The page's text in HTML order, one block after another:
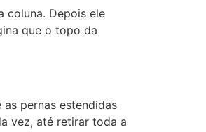
coluna. Depois ele
que o topo da
pernas estendidas
vez, até retirar toda a